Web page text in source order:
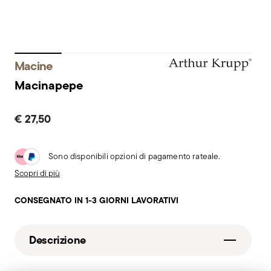
Macine
Macinapepe
€ 27,50
Sono disponibili opzioni di pagamento rateale.
Scopri di più
CONSEGNATO IN 1-3 GIORNI LAVORATIVI
Descrizione